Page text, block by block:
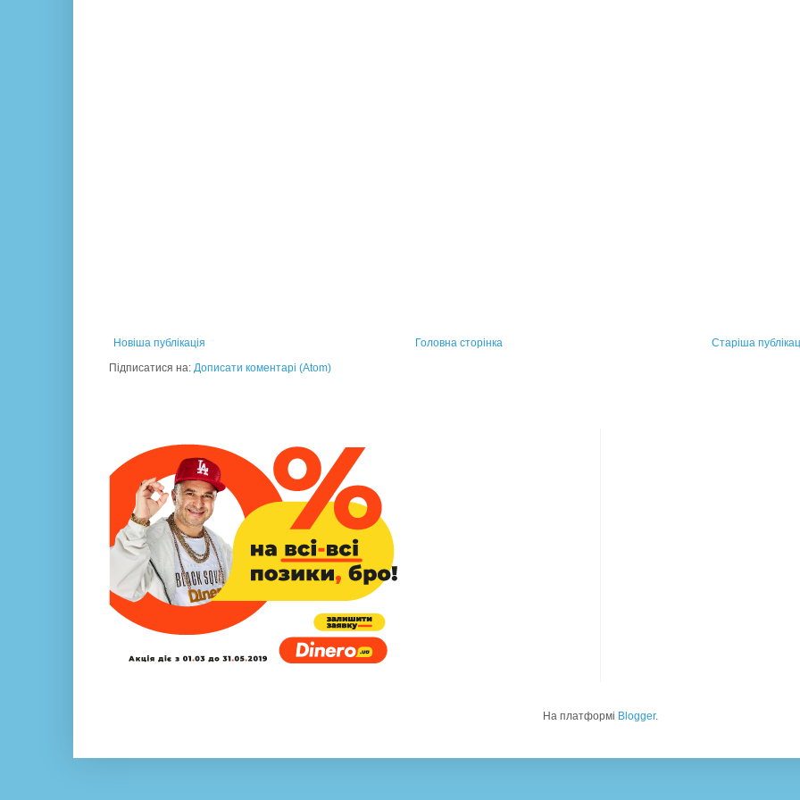
Новіша публікація Старіша
Головна сторінка
Підписатися на: Дописати коментарі (Atom)
На платформі Blogger.